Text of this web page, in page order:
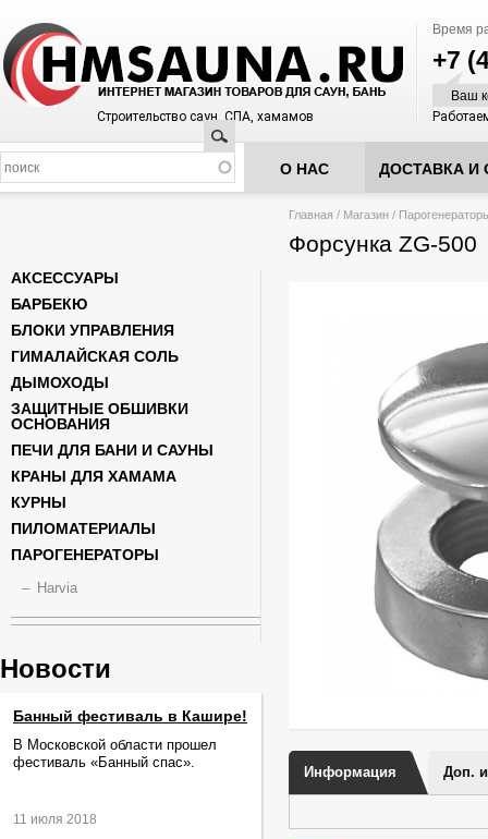
Время
+7
Ваш
Строительство саун, СПА, хамамов
Поиск
О НАС ДОСТАВКА И
Вы здесь
Главная / Магазин /
Форсунка ZG-500
Информация Доп.
АКСЕССУАРЫ
БАРБЕКЮ
БЛОКИ УПРАВЛЕНИЯ
ГИМАЛАЙСКАЯ СОЛЬ
ДЫМОХОДЫ
ЗАЩИТНЫЕ ОБШИВКИ
ОСНОВАНИЯ
ПЕЧИ ДЛЯ БАНИ И САУНЫ
КРАНЫ ДЛЯ ХАМАМА
КУРНЫ
ПИЛОМАТЕРИАЛЫ
ПАРОГЕНЕРАТОРЫ
Harvia
Новости
Банный фестиваль в Кашире!
В Московской области прошел
фестиваль «Банный спас».
11 июля 2018